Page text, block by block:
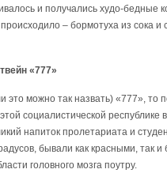
и получались худо-бедные
– бормотуха из сока и
«777»
это можно так назвать) «777»,
социалистической республике
напиток пролетариата и
бывали как красными, так
головного мозга поутру.